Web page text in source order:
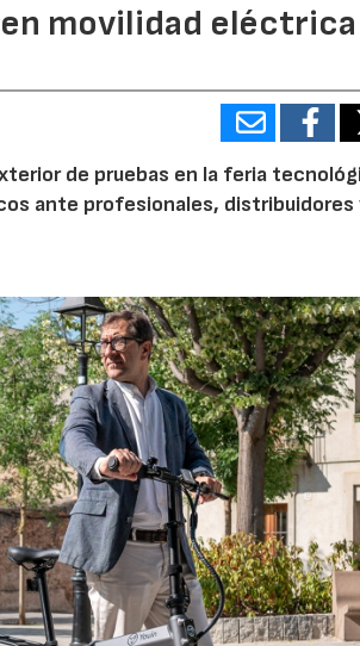
movilidad
de pruebas en la feria
ante profesionales,